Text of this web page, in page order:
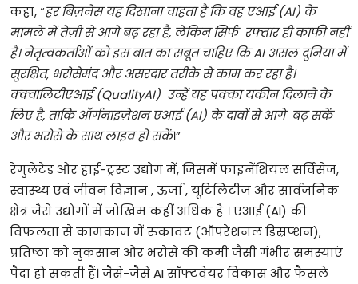
कहा, “हर बिज़नेस यह दिखाना चाहता है कि वह एआई (AI) के
मामले में तेज़ी से आगे बढ़ रहा है, लेकिन सिर्फ रफ्तार ही काफी नहीं
है। नेतृत्वकर्ताओं को इस बात का सबूत चाहिए कि AI असल दुनिया में
सुरक्षित, भरोसेमंद और असरदार तरीके से काम कर रहा है।
क्क्वालिटीएआई (QualityAI) उन्हें यह पक्का यकीन दिलाने के
लिए है, ताकि ऑर्गनाइज़ेशन एआई (AI) के दावों से आगे बढ़ सकें
और भरोसे के साथ लाइव हो सकें।”
रेगुलेटेड और हाई-ट्रस्ट उद्योग में, जिसमें फाइनेंशियल सर्विसेज,
स्वास्थ्य एवं जीवन विज्ञान , ऊर्जा , यूटिलिटीज और सार्वजनिक
क्षेत्र जैसे उद्योगों में जोखिम कहीं अधिक है । एआई (AI) की
विफलता से कामकाज में रुकावट (ऑपरेशनल डिस्रप्शन),
प्रतिष्ठा को नुकसान और भरोसे की कमी जैसी गंभीर समस्याएं
पैदा हो सकती हैं। जैसे-जैसे AI सॉफ्टवेयर विकास और फैसले